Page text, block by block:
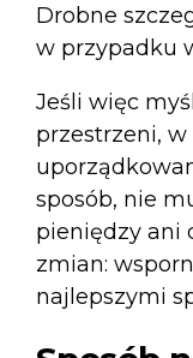
Drobne
w przypadku
Jeśli więc
przestrzeni,
sposób, nie
pieniędzy ani
zmian:
najlepszymi